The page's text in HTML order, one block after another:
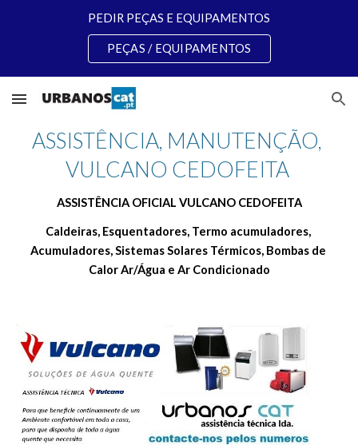
PEDIR PEÇAS E EQUIPAMENTOS
PEÇAS / EQUIPAMENTOS
ASSISTÊNCIA, MANUTENÇÃO,
VULCANO CEDOFEITA
ASSISTÊNCIA OFICIAL VULCANO CEDOFEITA
Caldeiras, Esquentadores, Termo acumuladores,
Acumuladores, Sistemas Solares Térmicos, Bombas de
Calor Ar/Água e Ar Condicionado